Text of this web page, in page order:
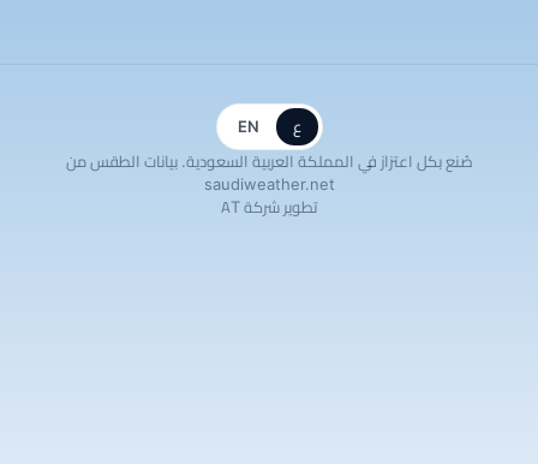
ع EN
صُنع بكل اعتزاز في المملكة العربية السعودية. بيانات الطقس من
saudiweather.net
تطوير شركة AT